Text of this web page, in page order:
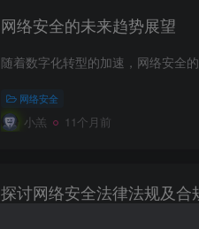
网络安全的未来趋势展望
网络安全
小羔 11个月前
探讨网络安全法律法规及合